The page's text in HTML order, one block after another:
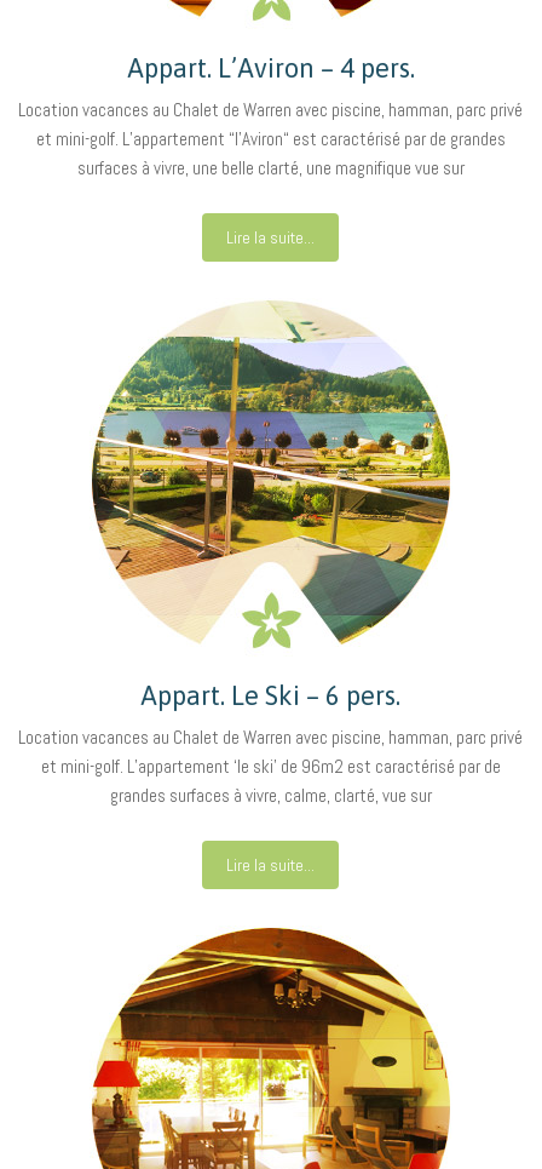
Appart. L’Aviron – 4 pers.
Location vacances au Chalet de Warren avec piscine, hamman, parc privé
et mini-golf. L’appartement “l’Aviron“ est caractérisé par de grandes
surfaces à vivre, une belle clarté, une magnifique vue sur
Lire la suite...
Appart. Le Ski – 6 pers.
Location vacances au Chalet de Warren avec piscine, hamman, parc privé
et mini-golf. L’appartement ‘le ski’ de 96m2 est caractérisé par de
grandes surfaces à vivre, calme, clarté, vue sur
Lire la suite...